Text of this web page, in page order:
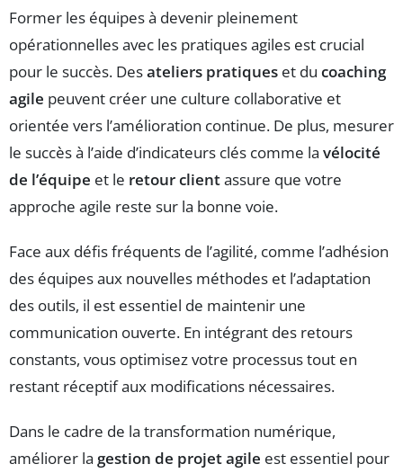
Former les équipes à devenir pleinement
opérationnelles avec les pratiques agiles est crucial
pour le succès. Desateliers pratiques et du coaching
agile peuvent créer une culture collaborative et
orientée vers l’amélioration continue. De plus, mesurer
le succès à l’aide d’indicateurs clés comme la vélocité
de l’équipe et le retour clientassure que votre
approche agile reste sur la bonne voie.
Face aux défis fréquents de l’agilité, comme l’adhésion
des équipes aux nouvelles méthodes et l’adaptation
des outils, il est essentiel de maintenir une
communication ouverte. En intégrant des retours
constants, vous optimisez votre processus tout en
restant réceptif aux modifications nécessaires.
Dans le cadre de la transformation numérique,
améliorer la gestion de projet agile est essentiel pour